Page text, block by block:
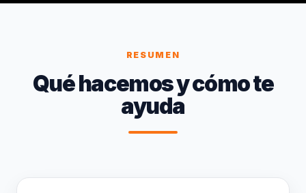
RESUMEN
Qué hacemos y cómo te
ayuda